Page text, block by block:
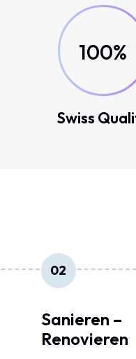
100%
Swiss
02
Sanieren –
Renovieren